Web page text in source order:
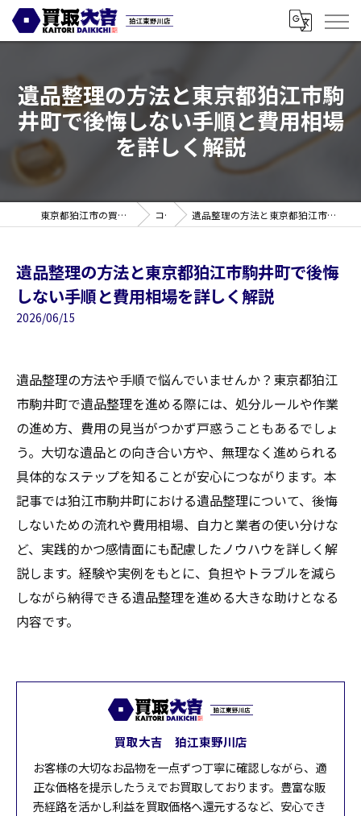
遺品整理の方法と東京都狛江市駒
井町で後悔しない手順と費用相場
を詳しく解説
東京都狛江市の買取なら買取大吉 狛江東野川店 コラム 遺品整理の方法と東京都狛江市駒井町で後悔しない手順と費用相場を詳しく解説
遺品整理の方法と東京都狛江市駒井町で後悔
しない手順と費用相場を詳しく解説
2026/06/15
遺品整理の方法や手順で悩んでいませんか？東京都狛江
市駒井町で遺品整理を進める際には、処分ルールや作業
の進め方、費用の見当がつかず戸惑うこともあるでしょ
う。大切な遺品との向き合い方や、無理なく進められる
具体的なステップを知ることが安心につながります。本
記事では狛江市駒井町における遺品整理について、後悔
しないための流れや費用相場、自力と業者の使い分けな
ど、実践的かつ感情面にも配慮したノウハウを詳しく解
説します。経験や実例をもとに、負担やトラブルを減ら
しながら納得できる遺品整理を進める大きな助けとなる
内容です。
買取大吉 狛江東野川店
お客様の大切なお品物を一点ずつ丁寧に確認しながら、適
正な価格を提示したうえでお買取しております。豊富な販
売経路を活かし利益を買取価格へ還元するなど、安心でき